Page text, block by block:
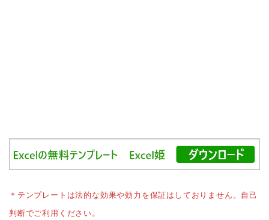
＊テンプレートは法的な効果や効力を保証はしておりません。自己
判断でご利用ください。